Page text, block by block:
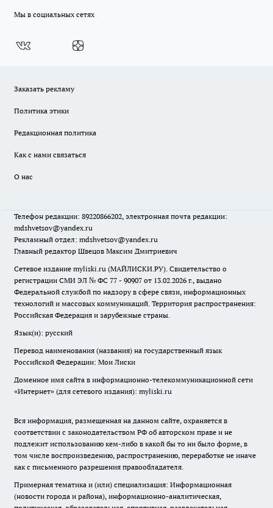
Мы в социальных сетях
Заказать рекламу
Политика этики
Редакционная политика
Как с нами связаться
О нас
Телефон редакции: 89220866202, электронная почта редакции:
mdshvetsov@yandex.ru
Рекламный отдел: mdshvetsov@yandex.ru
Главный редактор Швецов Максим Дмитриевич
Сетевое издание myliski.ru (МАЙЛИСКИ.РУ). Свидетельство о
регистрации СМИ ЭЛ № ФС 77 - 90907 от 13.02.2026 г., выдано
Федеральной службой по надзору в сфере связи, информационных
технологий и массовых коммуникаций. Территория распространения:
Российская Федерация и зарубежные страны.
Язык(и): русский
Перевод наименования (названия) на государственный язык
Российской Федерации: Мои Лиски
Доменное имя сайта в информационно-телекоммуникационной сети
«Интернет» (для сетевого издания): myliski.ru
Вся информация, размещенная на данном сайте, охраняется в
соответствии с законодательством РФ об авторском праве и не
подлежит использованию кем-либо в какой бы то ни было форме, в
том числе воспроизведению, распространению, переработке не иначе
как с письменного разрешения правообладателя.
Примерная тематика и (или) специализация: Информационная
(новости города и района), информационно-аналитическая,